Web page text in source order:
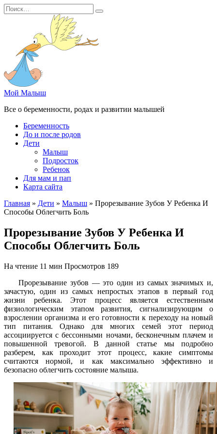
Перейти
к
Search
for:
Мой Малыш
Все о беременности, родах и развитии малышей
Беременность
До и после родов
Дети
Малыш
Подросток
Ребенок
Для мам и пап
Карта сайта
Главная » Дети » Малыш » Прорезывание Зубов У Ребенка И
Способы Облегчить Боль
Прорезывание Зубов У Ребенка И
Способы Облегчить Боль
На чтение 11 мин Просмотров 189
Прорезывание зубов — это один из самых значимых и,
зачастую, один из самых непростых этапов в первый год
жизни ребенка. Этот процесс является естественным
физиологическим этапом развития, сигнализирующим о
взрослении организма и его готовности к переходу на новый
тип питания. Однако для многих семей этот период
ассоциируется с бессонными ночами, бесконечным плачем и
повышенной тревогой. В данной статье мы подробно
разберем, как проходит этот процесс, какие симптомы
считаются нормой, и как максимально эффективно и
безопасно облегчить состояние малыша.